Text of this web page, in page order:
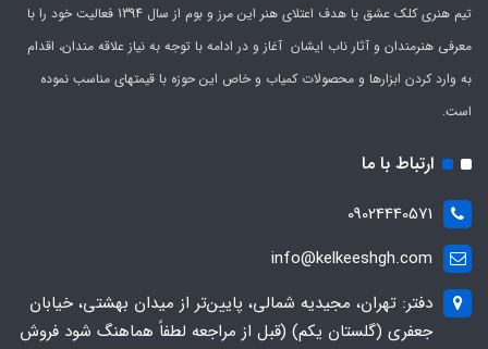
تیم هنری کلک عشق با هدف اعتلای هنر این مرز و بوم از سال 1394 فعالیت خود را با
معرفی هنرمندان و آثار ناب ایشان آغاز و در ادامه با توجه به نیاز علاقه مندان، اقدام
به وارد کردن ابزارها و محصولات کمیاب و خاص این حوزه با قیمتهای مناسب نموده
است.
ارتباط با ما
09024440571
info@kelkeeshgh.com
دفتر: تهران، مجیدیه شمالی، پایین‌تر از میدان بهشتی، خیابان
جعفری (گلستان یکم) (قبل از مراجعه لطفاً هماهنگ شود فروش